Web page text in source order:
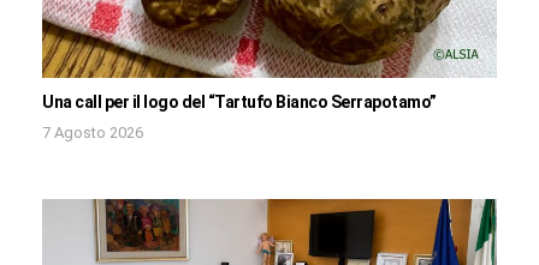
Una call per il logo del “Tartufo Bianco Serrapotamo”
7 Agosto 2026